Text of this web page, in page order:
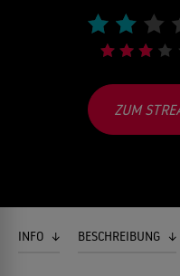
ZUM
INFO BESCHREIBUNG